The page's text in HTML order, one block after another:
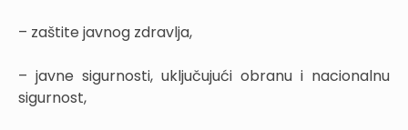
– zaštite javnog zdravlja,
– javne sigurnosti, uključujući obranu i nacionalnu
sigurnost,